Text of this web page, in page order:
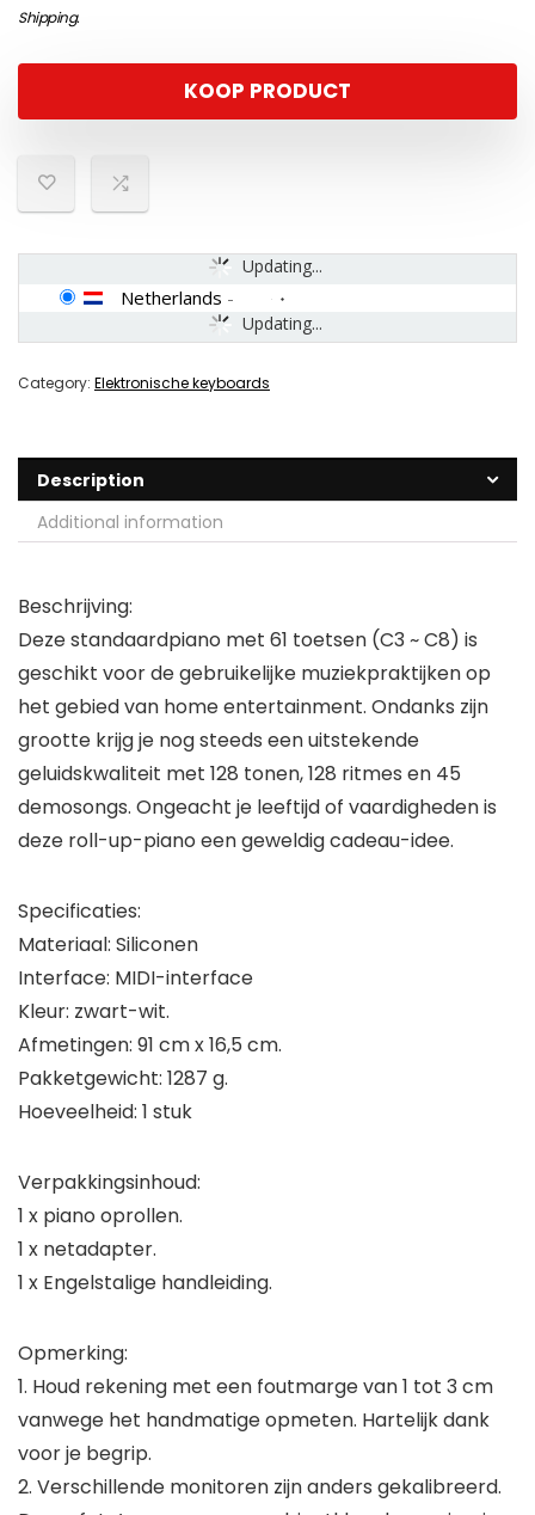
Shipping.
KOOP PRODUCT
Updating...
Updating...
Netherlands -
Category: Elektronische keyboards
Description
Additional information
Beschrijving:
Deze standaardpiano met 61 toetsen (C3 ~ C8) is
geschikt voor de gebruikelijke muziekpraktijken op
het gebied van home entertainment. Ondanks zijn
grootte krijg je nog steeds een uitstekende
geluidskwaliteit met 128 tonen, 128 ritmes en 45
demosongs. Ongeacht je leeftijd of vaardigheden is
deze roll-up-piano een geweldig cadeau-idee.
Specificaties:
Materiaal: Siliconen
Interface: MIDI-interface
Kleur: zwart-wit.
Afmetingen: 91 cm x 16,5 cm.
Pakketgewicht: 1287 g.
Hoeveelheid: 1 stuk
Verpakkingsinhoud:
1 x piano oprollen.
1 x netadapter.
1 x Engelstalige handleiding.
Opmerking:
1. Houd rekening met een foutmarge van 1 tot 3 cm
vanwege het handmatige opmeten. Hartelijk dank
voor je begrip.
2. Verschillende monitoren zijn anders gekalibreerd.